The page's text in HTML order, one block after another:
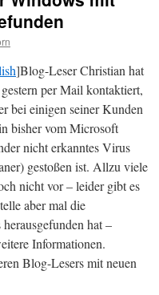
]Blog-Leser Christian hat
per Mail kontaktiert,
bei einigen seiner Kunden
bisher vom Microsoft
nicht erkanntes Virus
gestoßen ist. Allzu viele
nicht vor – leider gibt es
aber mal die
hat –
Informationen.
Blog-Lesers mit neuen